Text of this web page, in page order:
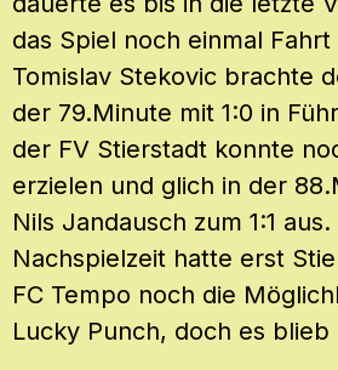
das Spiel noch einmal
Tomislav Stekovic brachte
der 79.Minute mit 1:0 in
der FV Stierstadt konnte
erzielen und glich in der
Nils Jandausch zum 1:1
Nachspielzeit hatte erst
FC Tempo noch die
Lucky Punch, doch es blieb